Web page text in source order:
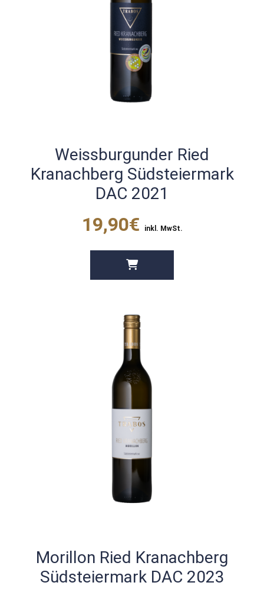
Weissburgunder Ried
Kranachberg Südsteiermark
DAC 2021
19,90€ inkl. MwSt.
Morillon Ried Kranachberg
Südsteiermark DAC 2023